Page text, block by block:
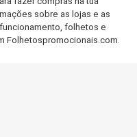
sobre as lojas e as
folhetos e
Folhetospromocionais.com.